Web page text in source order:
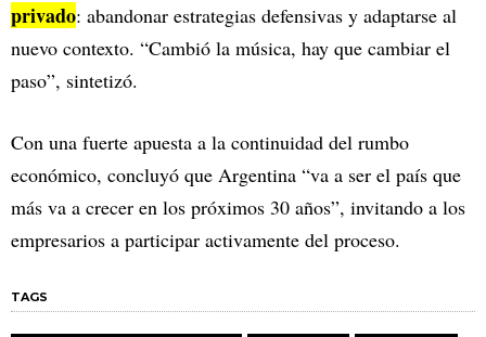
privado: abandonar estrategias defensivas y adaptarse al
nuevo contexto. “Cambió la música, hay que cambiar el
paso”, sintetizó.
Con una fuerte apuesta a la continuidad del rumbo
económico, concluyó que Argentina “va a ser el país que
más va a crecer en los próximos 30 años”, invitando a los
empresarios a participar activamente del proceso.
TAGS